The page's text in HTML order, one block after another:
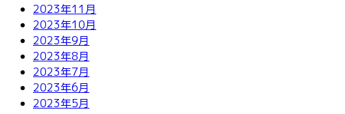
2023年11月
2023年10月
2023年9月
2023年8月
2023年7月
2023年6月
2023年5月